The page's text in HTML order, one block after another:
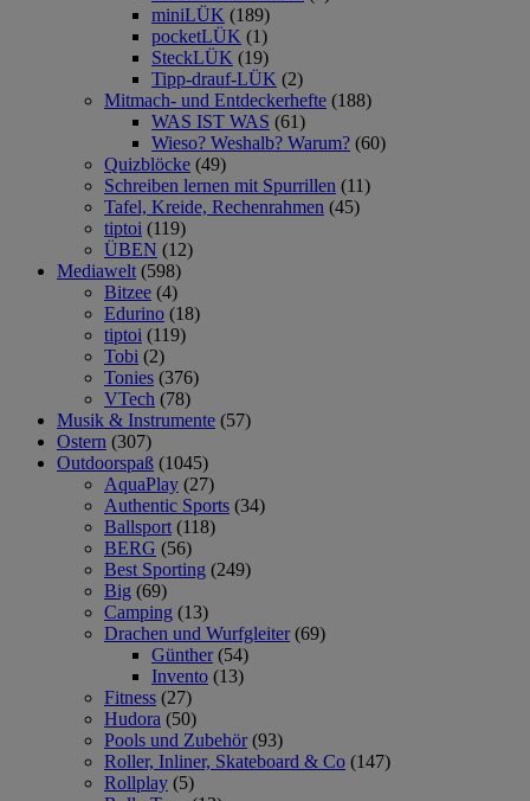
miniLÜK (189)
pocketLÜK (1)
SteckLÜK (19)
Tipp-drauf-LÜK (2)
Mitmach- und Entdeckerhefte (188)
WAS IST WAS (61)
Wieso? Weshalb? Warum? (60)
Quizblöcke (49)
Schreiben lernen mit Spurrillen (11)
Tafel, Kreide, Rechenrahmen (45)
tiptoi (119)
ÜBEN (12)
Mediawelt (598)
Bitzee (4)
Edurino (18)
tiptoi (119)
Tobi (2)
Tonies (376)
VTech (78)
Musik & Instrumente (57)
Ostern (307)
Outdoorspaß (1045)
AquaPlay (27)
Authentic Sports (34)
Ballsport (118)
BERG (56)
Best Sporting (249)
Big (69)
Camping (13)
Drachen und Wurfgleiter (69)
Günther (54)
Invento (13)
Fitness (27)
Hudora (50)
Pools und Zubehör (93)
Roller, Inliner, Skateboard & Co (147)
Rollplay (5)